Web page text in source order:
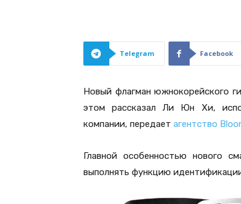
Telegram Facebook
Новый флагман южнокорейского
этом рассказал Ли Юн Хи,
компании, передает агентство
Главной особенностью нового
выполнять функцию